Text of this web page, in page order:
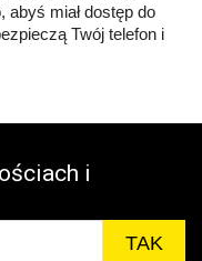
abyś miał dostęp do
Twój telefon i
i